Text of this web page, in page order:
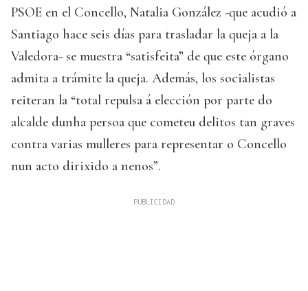
PSOE en el Concello, Natalia González -que acudió a
Santiago hace seis días para trasladar la queja a la
Valedora- se muestra “satisfeita” de que este órgano
admita a trámite la queja. Además, los socialistas
reiteran la “total repulsa á elección por parte do
alcalde dunha persoa que cometeu delitos tan graves
contra varias mulleres para representar o Concello
nun acto dirixido a nenos”.